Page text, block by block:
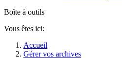
Boîte à outils
Vous êtes ici:
Accueil
Gérer vos archives